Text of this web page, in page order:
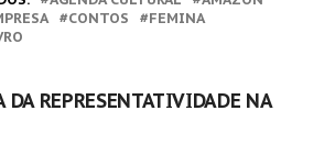
CONTOS
FEMINA
DA REPRESENTATIVIDADE NA